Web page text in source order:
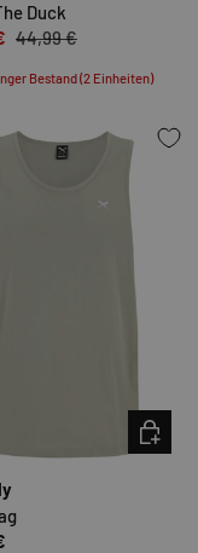
Duck
44,99 €
Bestand (2 Einheiten)